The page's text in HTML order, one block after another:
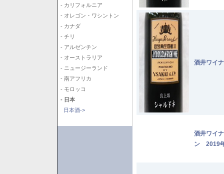
- カリフォルニア
- オレゴン・ワシントン
- カナダ
- チリ
- アルゼンチン
- オーストラリア
- ニュージーランド
- 南アフリカ
- モロッコ
- 日本
日本酒->
酒井ワイ
酒井ワイ
ン 2019